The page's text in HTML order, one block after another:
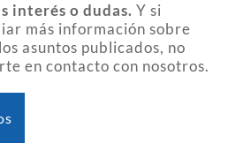
interés o dudas. Y si
más información sobre
asuntos publicados, no
en contacto con nosotros.